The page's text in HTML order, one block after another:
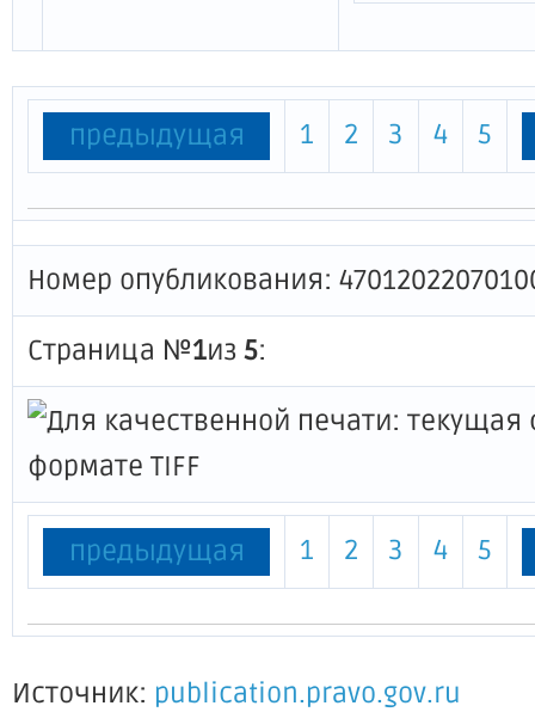
предыдущая 1 2 3 4 5
Номер опубликования:
Страница №1из 5:
предыдущая 1 2 3 4 5
Источник: publication.pravo.gov.ru